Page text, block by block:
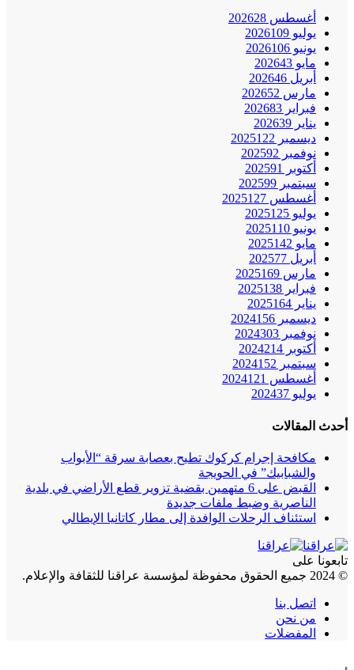
أغسطس 2026 28
يوليو 2026 109
يونيو 2026 106
مايو 2026 43
أبريل 2026 46
مارس 2026 52
فبراير 2026 83
يناير 2026 39
ديسمبر 2025 122
نوفمبر 2025 92
أكتوبر 2025
91
سبتمبر 2025 99
أغسطس 2025 127
يوليو 2025 125
يونيو 2025 110
مايو 2025 142
أبريل 2025 77
مارس 2025 169
فبراير 2025 138
يناير 2025 164
ديسمبر 2024 156
نوفمبر 2024 303
أكتوبر 2024 214
سبتمبر 2024 152
أغسطس 2024 121
يوليو 2024 37
أحدث المقالات
مكافحة إجرام كركوك تطيح بعصابة سرقة “الأبواب
والشبابيك” في الحويجة
القبض على 6 متهمين بقضية تزوير قطع الأراضي في بلدية
الناصرية وضبط ملفات جديدة
استئناف الرحلات الوافدة إلى مطار كاتانيا الإيطالي
تابعونا على
© 2024 جميع الحقوق محفوظة لمؤسسة عراقنا للثقافة والإعلام.
اتصل بنا
من نحن
المفضلات